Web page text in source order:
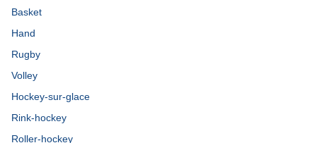
Basket
Hand
Rugby
Volley
Hockey-sur-glace
Rink-hockey
Roller-hockey